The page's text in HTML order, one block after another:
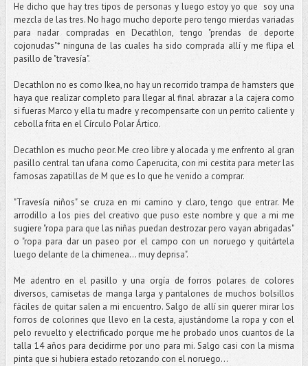
He dicho que hay tres tipos de personas y luego estoy yo que soy una
mezcla de las tres. No hago mucho deporte pero tengo mierdas variadas
para nadar compradas en Decathlon, tengo "prendas de deporte
cojonudas"* ninguna de las cuales ha sido comprada allí y me flipa el
pasillo de "travesía".
Decathlon no es como Ikea, no hay un recorrido trampa de hamsters que
haya que realizar completo para llegar al final abrazar a la cajera como
si fueras Marco y ella tu madre y recompensarte con un perrito caliente y
cebolla frita en el Círculo Polar Ártico.
Decathlon es mucho peor. Me creo libre y alocada y me enfrento al gran
pasillo central tan ufana como Caperucita, con mi cestita para meter las
famosas zapatillas de M que es lo que he venido a comprar.
"Travesía niños" se cruza en mi camino y claro, tengo que entrar. Me
arrodillo a los pies del creativo que puso este nombre y que a mi me
sugiere "ropa para que las niñas puedan destrozar pero vayan abrigadas"
o "ropa para dar un paseo por el campo con un noruego y quitártela
luego delante de la chimenea... muy deprisa".
Me adentro en el pasillo y una orgía de forros polares de colores
diversos, camisetas de manga larga y pantalones de muchos bolsillos
fáciles de quitar salen a mi encuentro. Salgo de allí sin querer mirar los
forros de colorines que llevo en la cesta, ajustándome la ropa y con el
pelo revuelto y electrificado porque me he probado unos cuantos de la
talla 14 años para decidirme por uno para mi. Salgo casi con la misma
pinta que si hubiera estado retozando con el noruego...